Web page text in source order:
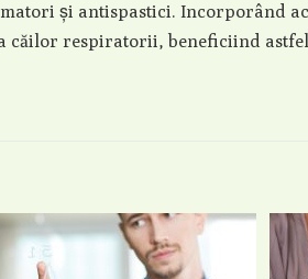
și antispastici. Incorporând
căilor respiratorii, beneficiind